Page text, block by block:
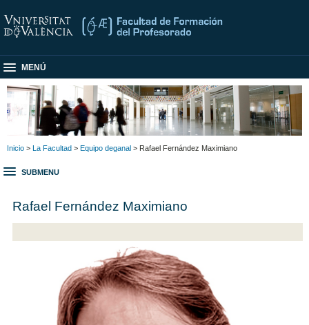
MENÚ
Inicio > La Facultad > Equipo deganal > Rafael Fernández Maximiano
SUBMENU
Rafael Fernández Maximiano